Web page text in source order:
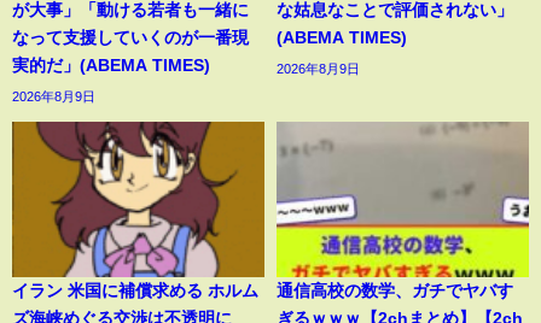
が大事」「動ける若者も一緒に
なって支援していくのが一番現
実的だ」(ABEMA TIMES)
2026年8月9日
な姑息なことで評価されない」
(ABEMA TIMES)
2026年8月9日
イラン 米国に補償求める ホルム
ズ海峡めぐる交渉は不透明に
通信高校の数学、ガチでヤバす
ぎるｗｗｗ【2chまとめ】【2ch